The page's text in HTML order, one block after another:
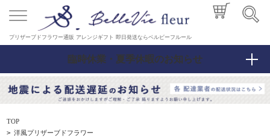
プリザーブドフラワー通販 アレンジギフト 即日発送ならベルビーフルール
臨時休業・夏季休暇のお知らせ
TOP
> 洋風プリザーブドフラワー